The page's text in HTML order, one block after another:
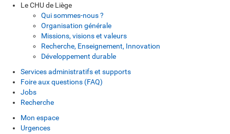
Le CHU de Liège
Qui sommes-nous ?
Organisation générale
Missions, visions et valeurs
Recherche, Enseignement, Innovation
Développement durable
Services administratifs et supports
Foire aux questions (FAQ)
Jobs
Recherche
Mon espace
Urgences